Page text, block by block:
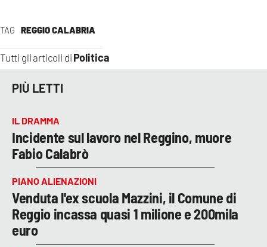
TAG REGGIO CALABRIA
Tutti gli articoli di Politica
PIÙ LETTI
IL DRAMMA
Incidente sul lavoro nel Reggino, muore
Fabio Calabrò
PIANO ALIENAZIONI
Venduta l'ex scuola Mazzini, il Comune di
Reggio incassa quasi 1 milione e 200mila
euro